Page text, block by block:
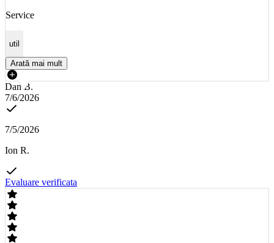
Service
util
Arată mai mult
Dan B.
7/6/2026
7/5/2026
Ion R.
Evaluare verificata